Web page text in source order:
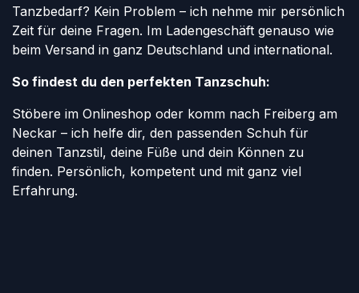
Tanzbedarf? Kein Problem – ich nehme mir persönlich
Zeit für deine Fragen. Im Ladengeschäft genauso wie
beim Versand in ganz Deutschland und international.
So findest du den perfekten Tanzschuh:
Stöbere im Onlineshop oder komm nach Freiberg am
Neckar – ich helfe dir, den passenden Schuh für
deinen Tanzstil, deine Füße und dein Können zu
finden. Persönlich, kompetent und mit ganz viel
Erfahrung.